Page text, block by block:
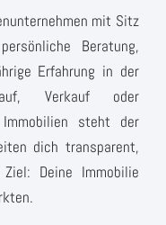
mit Sitz
Beratung,
Erfahrung in der
Verkauf oder
steht der
dich transparent,
Deine Immobilie